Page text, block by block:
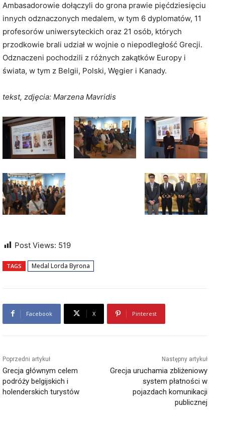
Ambasadorowie dołączyli do grona prawie pięćdziesięciu
innych odznaczonych medalem, w tym 6 dyplomatów, 11
profesorów uniwersyteckich oraz 21 osób, których
przodkowie brali udział w wojnie o niepodległość Grecji.
Odznaczeni pochodzili z różnych zakątków Europy i
świata, w tym z Belgii, Polski, Węgier i Kanady.
tekst, zdjęcia: Marzena Mavridis
Post Views: 519
TAGS Medal Lorda Byrona
Facebook X Pinterest
Poprzedni artykuł
Grecja głównym celem
podróży belgijskich i
holenderskich turystów
Następny artykuł
Grecja uruchamia zbliżeniowy
system płatności w
pojazdach komunikacji
publicznej